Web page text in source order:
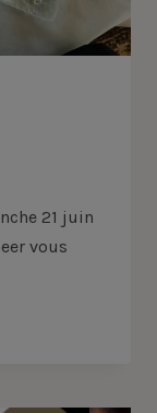
21 juin
vous